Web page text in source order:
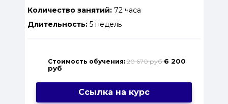
Количество занятий:72 часа
Длительность:5 недель
Стоимость обучения: 20 670 руб6 200
руб
Ссылка на курс